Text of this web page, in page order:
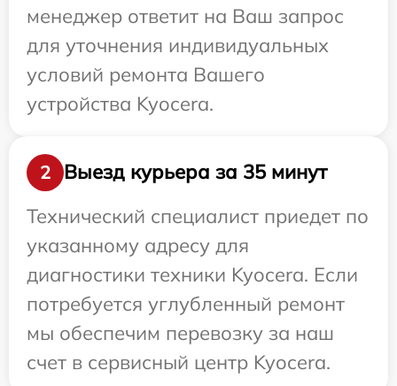
менеджер ответит на Ваш запрос
для уточнения индивидуальных
условий ремонта Вашего
устройства Kyocera.
2
Выезд курьера за 35 минут
Технический специалист приедет по
указанному адресу для
диагностики техники Kyocera. Если
потребуется углубленный ремонт
мы обеспечим перевозку за наш
счет в сервисный центр Kyocera.